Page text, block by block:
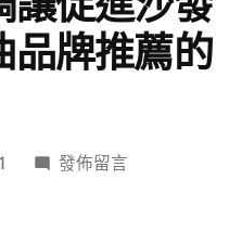
品牌推薦的
在
發佈留言